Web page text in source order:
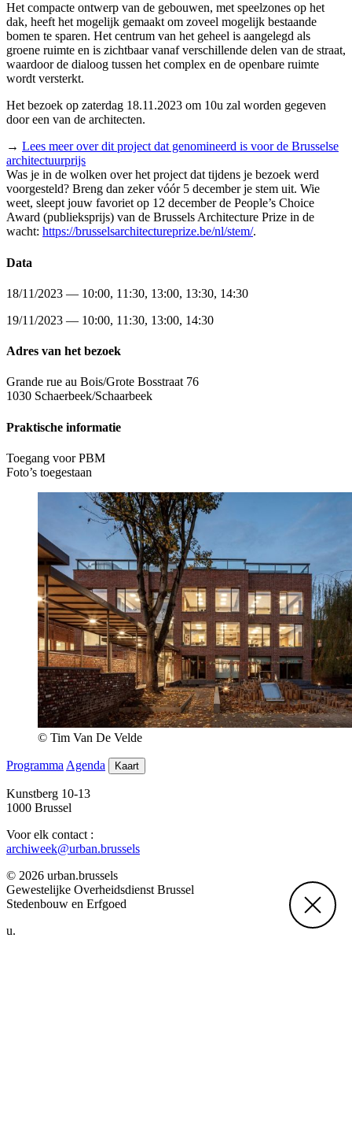
Het compacte ontwerp van de gebouwen, met speelzones op het
dak, heeft het mogelijk gemaakt om zoveel mogelijk bestaande
bomen te sparen. Het centrum van het geheel is aangelegd als
groene ruimte en is zichtbaar vanaf verschillende delen van de straat,
waardoor de dialoog tussen het complex en de openbare ruimte
wordt versterkt.
Het bezoek op zaterdag 18.11.2023 om 10u zal worden gegeven
door een van de architecten.
→ Lees meer over dit project dat genomineerd is voor de Brusselse
architectuurprijs
Was je in de wolken over het project dat tijdens je bezoek werd
voorgesteld? Breng dan zeker vóór 5 december je stem uit. Wie
weet, sleept jouw favoriet op 12 december de People’s Choice
Award (publieksprijs) van de Brussels Architecture Prize in de
wacht: https://brusselsarchitectureprize.be/nl/stem/.
Data
18/11/2023 — 10:00, 11:30, 13:00, 13:30, 14:30
19/11/2023 — 10:00, 11:30, 13:00, 14:30
Adres van het bezoek
Grande rue au Bois/Grote Bosstraat 76
1030 Schaerbeek/Schaarbeek
Praktische informatie
Toegang voor PBM
Foto’s toegestaan
© Tim Van De Velde
Programma Agenda Kaart
Kunstberg 10-13
1000 Brussel
Voor elk contact :
archiweek@urban.brussels
© 2026 urban.brussels
Gewestelijke Overheidsdienst Brussel
Stedenbouw en Erfgoed
u.